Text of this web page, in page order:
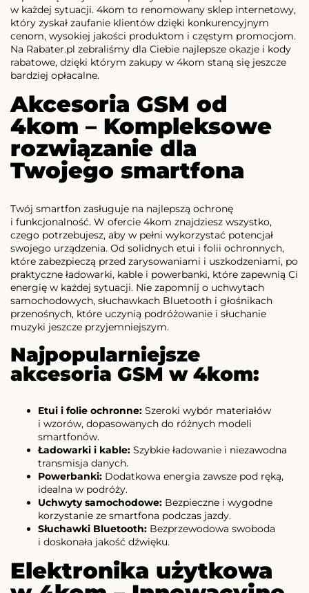
w każdej sytuacji. 4kom to renomowany sklep internetowy,
który zyskał zaufanie klientów dzięki konkurencyjnym
cenom, wysokiej jakości produktom i częstym promocjom.
Na Rabater.pl zebraliśmy dla Ciebie najlepsze okazje i kody
rabatowe, dzięki którym zakupy w 4kom staną się jeszcze
bardziej opłacalne.
Akcesoria GSM od
4kom – Kompleksowe
rozwiązanie dla
Twojego smartfona
Twój smartfon zasługuje na najlepszą ochronę
i funkcjonalność. W ofercie 4kom znajdziesz wszystko,
czego potrzebujesz, aby w pełni wykorzystać potencjał
swojego urządzenia. Od solidnych etui i folii ochronnych,
które zabezpieczą przed zarysowaniami i uszkodzeniami, po
praktyczne ładowarki, kable i powerbanki, które zapewnią Ci
energię w każdej sytuacji. Nie zapomnij o uchwytach
samochodowych, słuchawkach Bluetooth i głośnikach
przenośnych, które uczynią podróżowanie i słuchanie
muzyki jeszcze przyjemniejszym.
Najpopularniejsze
akcesoria GSM w 4kom:
Etui i folie ochronne: Szeroki wybór materiałów
i wzorów, dopasowanych do różnych modeli
smartfonów.
Ładowarki i kable: Szybkie ładowanie i niezawodna
transmisja danych.
Powerbanki: Dodatkowa energia zawsze pod ręką,
idealna w podróży.
Uchwyty samochodowe: Bezpieczne i wygodne
korzystanie ze smartfona podczas jazdy.
Słuchawki Bluetooth: Bezprzewodowa swoboda
i doskonała jakość dźwięku.
Elektronika użytkowa